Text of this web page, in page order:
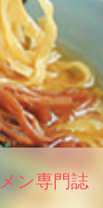
ン専門誌